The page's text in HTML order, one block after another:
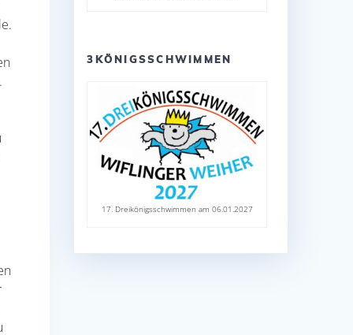
3KÖNIGSSCHWIMMEN
17. Dreikönigsschwimmen am 06.01.2027